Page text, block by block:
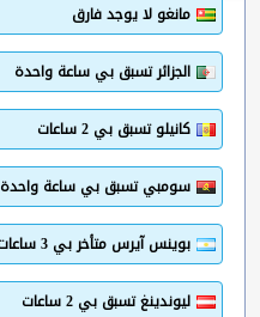
مانغو لا يوجد فارق
الجزائر تسبق بي ساعة واحدة
كانيلو تسبق بي 2 ساعات
سومبي تسبق بي ساعة واحدة
بوينس آيرس متأخر بي 3 ساعات
ليوندينغ تسبق بي 2 ساعات